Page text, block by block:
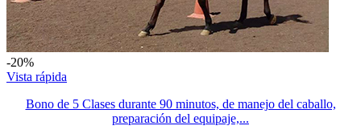
-20%
Vista rápida
Bono de 5 Clases durante 90 minutos, de manejo del caballo,
preparación del equipaje,...